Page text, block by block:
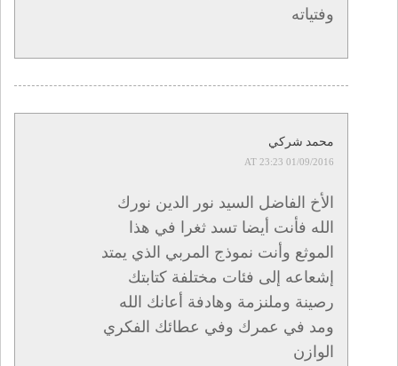
وفتياته
محمد شركي
01/09/2016 AT 23:23
الأخ الفاضل السيد نور الدين نورك
الله فأنت أيضا تسد ثغرا في هذا
الموثع وأنت نموذج المربي الذي يمتد
إشعاعه إلى فئات مختلفة كتابتك
رصينة وملنزمة وهادفة أعانك الله
ومد في عمرك وفي عطائك الفكري
الوازن